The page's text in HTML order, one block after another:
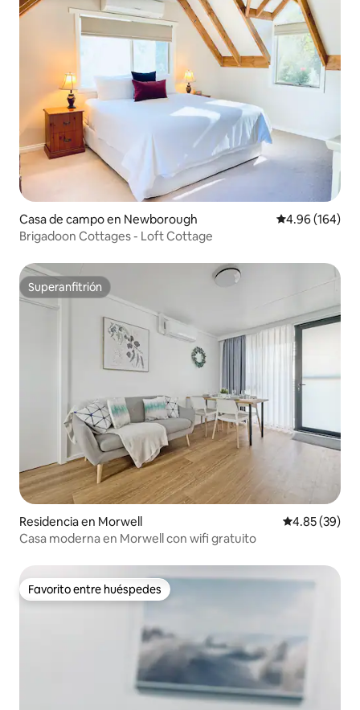
Casa de campo en Newborough Calificación
4.96 (164)
Brigadoon Cottages - Loft Cottage
Superanfitrión
Superanfitrión
Residencia en Morwell Calificación
4.85 (39)
Casa moderna en Morwell con wifi gratuito
Favorito entre huéspedes
Favorito entre huéspedes